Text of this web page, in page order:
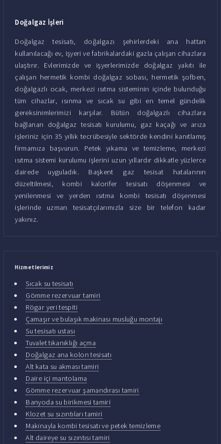
Doğalgaz İşleri
Doğalgaz tesisatı, doğalgazı şehirlerdeki ana hattan
kullanılacağı ev, işyeri ve fabrikalardaki gazla çalışan cihazlara
ulaştırır. Evlerimizde ve işyerlerimizde doğalgaz yakıtı ile
çalışan hermetik kombi doğalgaz sobası, hermetik şofben,
doğalgazlı ocak, merkezi ısıtma sisteminin içinde bulunduğu
tüm cihazlar, ısınma ve sıcak su gibi en temel gündelik
gereksinimlerimizi karşılar. Bütün doğalgazlı cihazlara
bağlanan doğalgaz tesisatı kurulumu, gaz kaçağı ve arıza
işleriniz için 35 yıllık tecrübesiyle sektörde kendini kanıtlamış
firmamıza başvurun. Petek yıkama ve temizleme, merkezi
ısıtma sistemi kurulumu işlerini uzun yıllardır dikkatle yüzlerce
dairede uyguladık. Başkent gaz tesisat hatalarının
düzeltilmesi, kombi kalorifer tesisatı döşenmesi ve
yenilenmesi ve yerden ısıtma kombi tesisatı döşenmesi
işlerinde uzman tesisatçılarımızla size bir telefon kadar
yakınız.
Hizmetlerimiz
Sıcak su tesisatı
Gömme rezervuar tamiri
Rögar yeri tespiti
Çamaşır ve bulaşık makinası musluğu montajı
Su tesisatı ustası
Tuvalet tıkanıklığı açma
Doğalgaz ana kolon tesisatı
Alt kata su akması tamiri
Daire içi mantolama
Gömme rezervuar şamandırası tamiri
Banyoda su birikmesi tamiri
Klozet su sızıntıları tamiri
Makinayla kombi tesisatı ve petek temizleme
Alt daireye su sızıntısı tamiri